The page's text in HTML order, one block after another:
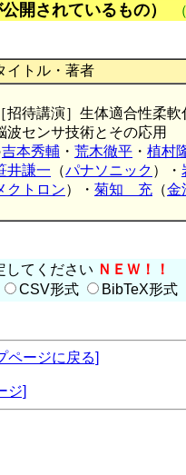
開されているもの）
イトル・著者
［招待講演］生体適合性柔
波センサ技術とその応用
吉本秀輔 ・ 荒木徹平 ・ 植村
井謙一 （パナソニック ）・
クトロン）・ 菊知 充 （金
してください ＮＥＷ！！
CSV形式 BibTeX形式
ページに戻る]
ジ]